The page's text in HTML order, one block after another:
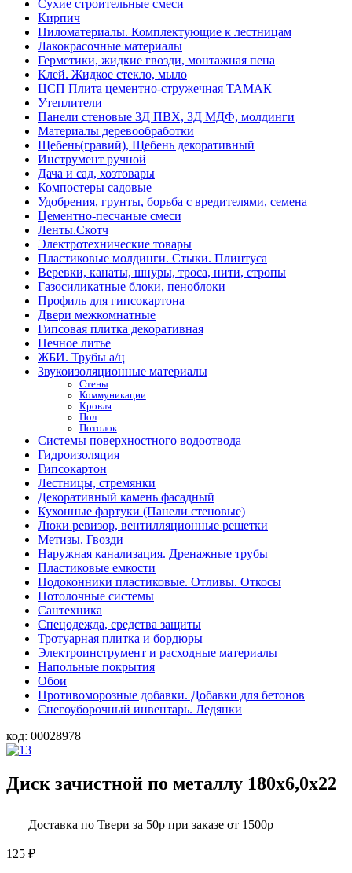
Сухие строительные смеси
Кирпич
Пиломатериалы. Комплектующие к лестницам
Лакокрасочные материалы
Герметики, жидкие гвозди, монтажная пена
Клей. Жидкое стекло, мыло
ЦСП Плита цементно-стружечная ТАМАК
Утеплители
Панели стеновые 3Д ПВХ, 3Д МДФ, молдинги
Материалы деревообработки
Щебень(гравий), Щебень декоративный
Инструмент ручной
Дача и сад, хозтовары
Компостеры садовые
Удобрения, грунты, борьба с вредителями, семена
Цементно-песчаные смеси
Ленты.Скотч
Электротехнические товары
Пластиковые молдинги. Стыки. Плинтуса
Веревки, канаты, шнуры, троса, нити, стропы
Газосиликатные блоки, пеноблоки
Профиль для гипсокартона
Двери межкомнатные
Гипсовая плитка декоративная
Печное литье
ЖБИ. Трубы а/ц
Звукоизоляционные материалы
Стены
Коммуникации
Кровля
Пол
Потолок
Системы поверхностного водоотвода
Гидроизоляция
Гипсокартон
Лестницы, стремянки
Декоративный камень фасадный
Кухонные фартуки (Панели стеновые)
Люки ревизор, вентилляционные решетки
Метизы. Гвозди
Наружная канализация. Дренажные трубы
Пластиковые емкости
Подоконники пластиковые. Отливы. Откосы
Потолочные системы
Сантехника
Спецодежда, средства защиты
Тротуарная плитка и бордюры
Электроинструмент и расходные материалы
Напольные покрытия
Обои
Противоморозные добавки. Добавки для бетонов
Снегоуборочный инвентарь. Ледянки
код: 00028978
Диск зачистной по металлу 180х6,0х22
Доставка по Твери за 50р при заказе от 1500р
125 ₽